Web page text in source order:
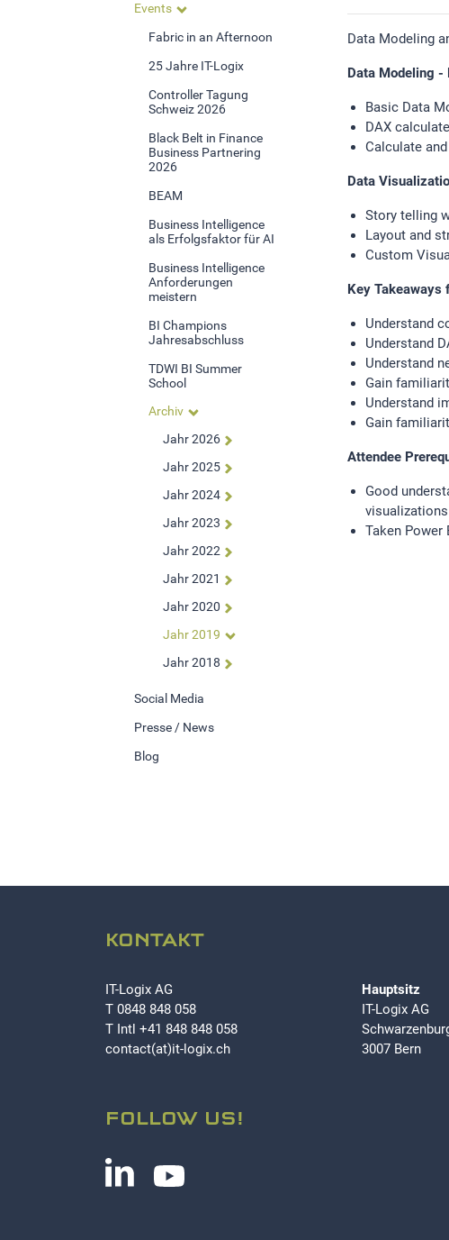
Events
Fabric in an Afternoon
25 Jahre IT-Logix
Controller Tagung
Schweiz 2026
Black Belt in Finance
Business Partnering
2026
BEAM
Business Intelligence
als Erfolgsfaktor für AI
Business Intelligence
Anforderungen
meistern
BI Champions
Jahresabschluss
TDWI BI Summer
School
Archiv
Jahr 2026
Jahr 2025
Jahr 2024
Jahr 2023
Jahr 2022
Jahr 2021
Jahr 2020
Jahr 2019
Jahr 2018
Social Media
Presse / News
Blog
Data Modeling
Data Modeling -
Basic Data
DAX
Calculate
Data
Story telling
Layout and
Custom
Key Takeaways
Understand
Understand
Understand
Gain
Understand
Gain
Attendee
Good
visualizations
Taken Power
KONTAKT
IT-Logix AG
T 0848 848 058
T Intl +41 848 848 058
contact(at)it-logix.ch
Hauptsitz
IT-Logix AG
3007 Bern
FOLLOW US!
Diese Informationen helfen uns zu verstehen, wie
unsere Besucher unsere Website nutzen.Statistik
Google Analytics
MSCI Analytics
MARKETING
EXTERNE MEDIEN
Um Inhalte von Videoplattformen und Social Media
Plattformen anzeigen zu können, werden von diesen
externen Medien Cookies gesetzt.